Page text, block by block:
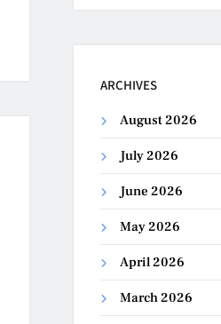
ARCHIVES
August 2026
July 2026
June 2026
May 2026
April 2026
March 2026